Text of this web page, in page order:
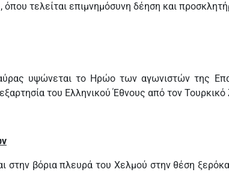
τελείται επιμνημόσυνη δέηση και
υψώνεται το Ηρώο των αγωνιστών της
του Ελληνικού Έθνους από τον Τουρκικό
στην βόρια πλευρά του Χελμού στην θέση